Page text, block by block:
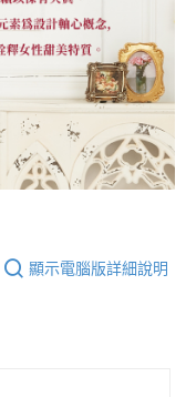
顯示電腦版詳細說明